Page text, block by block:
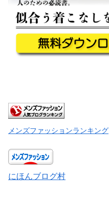
メンズファッションランキング
にほんブログ村